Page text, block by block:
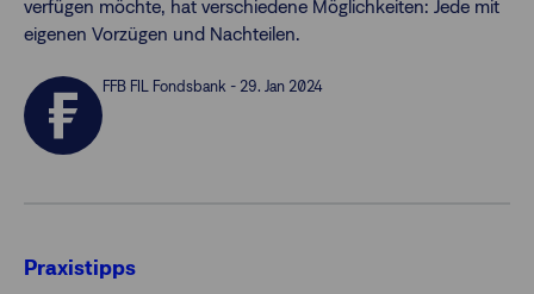
verfügen möchte, hat verschiedene Möglichkeiten: Jede mit
eigenen Vorzügen und Nachteilen.
FFB FIL Fondsbank - 29. Jan 2024
Praxistipps